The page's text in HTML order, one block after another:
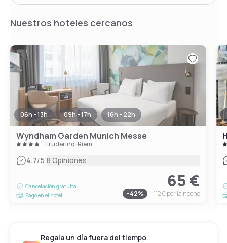
Nuestros hoteles cercanos
06h - 13h 09h - 17h 16h - 22h
Wyndham Garden Munich Messe
Trudering-Riem
4.7/5|8 Opiniones
Cancelación gratuita
Pago en el hotel
65 €
-42% 112 €por la noche
Regala un día fuera del tiempo